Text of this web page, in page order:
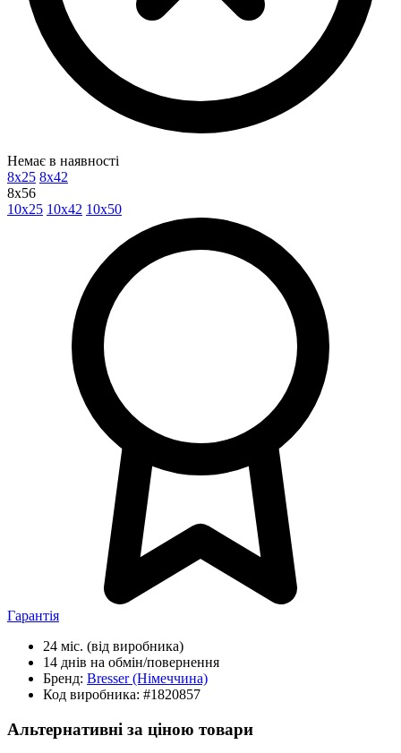
Немає в наявності
8x25 8x42
8x56
10x25 10x42 10x50
Гарантія
24 міс. (від виробника)
14 днів на обмін/повернення
Бренд: Bresser(Німеччина)
Код виробника: #1820857
Альтернативні за ціною товари